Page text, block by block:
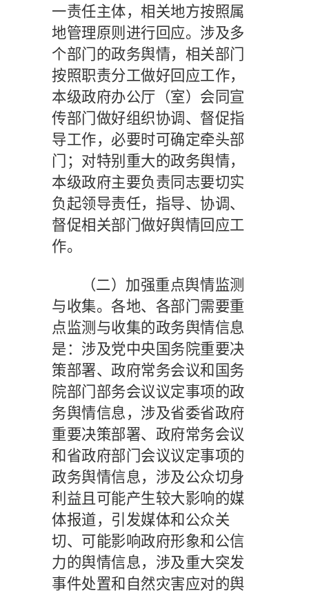
一责任主体，相关地方按照属
地管理原则进行回应。涉及多
个部门的政务舆情，相关部门
按照职责分工做好回应工作，
本级政府办公厅（室）会同宣
传部门做好组织协调、督促指
导工作，必要时可确定牵头部
门；对特别重大的政务舆情，
本级政府主要负责同志要切实
负起领导责任，指导、协调、
督促相关部门做好舆情回应工
作。
（二）加强重点舆情监测
与收集。各地、各部门需要重
点监测与收集的政务舆情信息
是：涉及党中央国务院重要决
策部署、政府常务会议和国务
院部门部务会议议定事项的政
务舆情信息，涉及省委省政府
重要决策部署、政府常务会议
和省政府部门会议议定事项的
政务舆情信息，涉及公众切身
利益且可能产生较大影响的媒
体报道，引发媒体和公众关
切、可能影响政府形象和公信
力的舆情信息，涉及重大突发
事件处置和自然灾害应对的舆